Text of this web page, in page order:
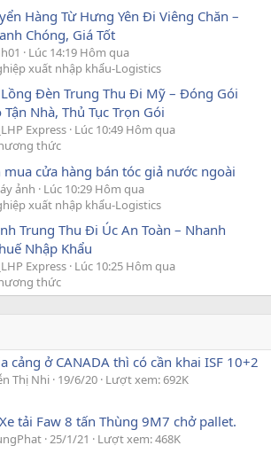
Hàng Từ Hưng Yên Đi Viêng Chăn –
Chóng, Giá Tốt
Lúc 14:19 Hôm qua
xuất nhập khẩu-Logistics
Đèn Trung Thu Đi Mỹ – Đóng Gói
Tận Nhà, Thủ Tục Trọn Gói
Express Lúc 10:49 Hôm qua
thức
mua cửa hàng bán tóc giả nước ngoài
ảnh
Lúc 10:29 Hôm qua
xuất nhập khẩu-Logistics
Trung Thu Đi Úc An Toàn – Nhanh
Nhập Khẩu
Express Lúc 10:25 Hôm qua
thức
cảng ở CANADA thì có cần khai ISF 10+2
Thị Nhi 19/6/20 Lượt xem: 692K
tải Faw 8 tấn Thùng 9M7 chở pallet.
25/1/21
Lượt xem: 468K